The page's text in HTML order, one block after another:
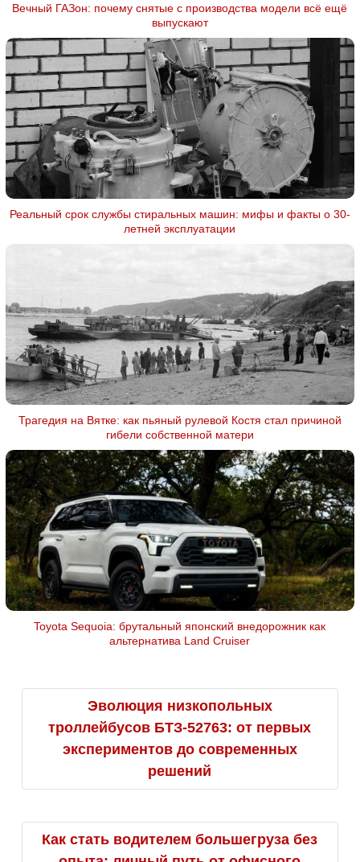
Вечный ГАЗон: почему снятые с производства модели всё ещё
выпускают
Реальный срок службы стиральных машин: мифы и факты о 30-
летней эксплуатации
Трагедия на Вятке: как пьяный рулевой Костя стал причиной
гибели собственной матери
Toyota Sequoia: брутальный японский внедорожник как
альтернатива Land Cruiser
Эволюция низкопольных
троллейбусов БТЗ-52763: от первых
экспериментов до современных
решений
Как стать водителем большегруза без